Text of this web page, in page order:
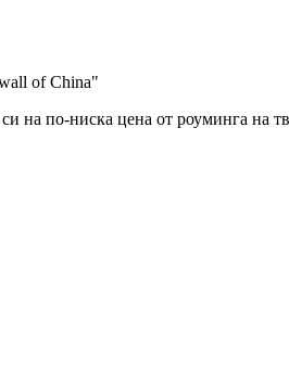
of China"
на по-ниска цена от роуминга на